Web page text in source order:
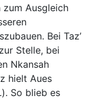
Ausgleich
Bei Taz’
Stelle, bei
Nkansah
hielt Aues
So blieb es